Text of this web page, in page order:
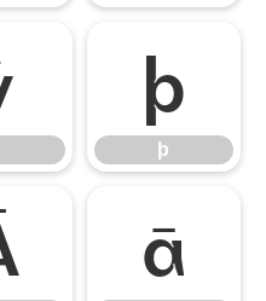
þ
þ
ā